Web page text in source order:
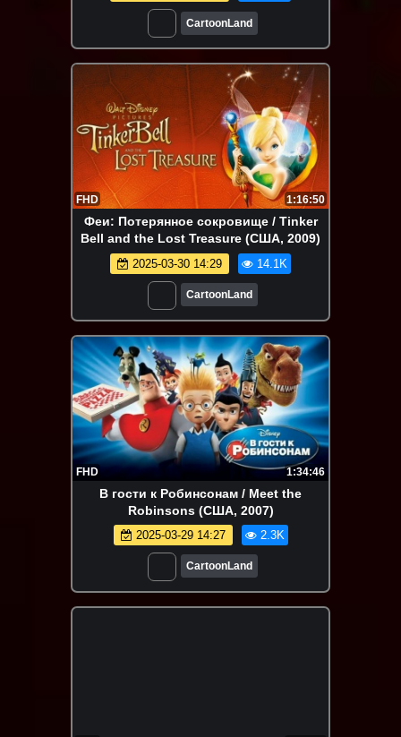
CartoonLand
FHD 1:16:50
Феи: Потерянное сокровище / Tinker
Bell and the Lost Treasure (США, 2009)
2025-03-30 14:29 14.1K
CartoonLand
FHD 1:34:46
В гости к Робинсонам / Meet the
Robinsons (США, 2007)
2025-03-29 14:27 2.3K
CartoonLand